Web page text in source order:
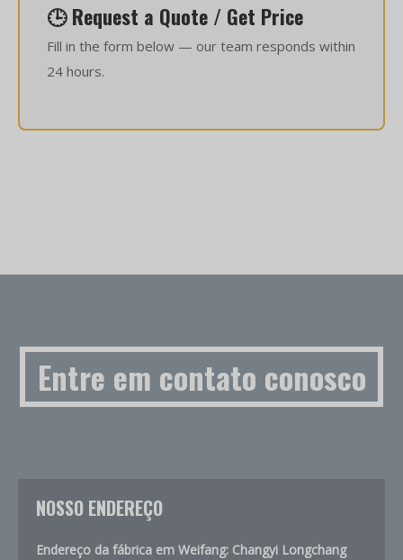
🕒 Request a Quote / Get Price
Fill in the form below — our team responds within
24 hours.
Entre em contato conosco
NOSSO ENDEREÇO
Endereço da fábrica em Weifang: Changyi Longchang